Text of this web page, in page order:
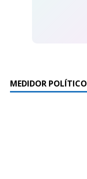
MEDIDOR POLÍTICO